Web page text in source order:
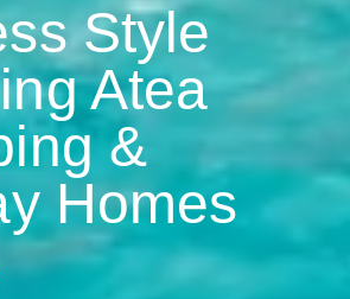
Style
Atea
&
Homes